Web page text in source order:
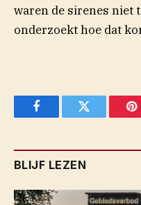
waren de sirenes niet
onderzoekt hoe dat
FacebookTwitter
BLIJF LEZEN